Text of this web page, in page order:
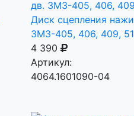
Диск сцепления
ЗМЗ-405, 406, 409,
4 390
Артикул:
4064.1601090-04